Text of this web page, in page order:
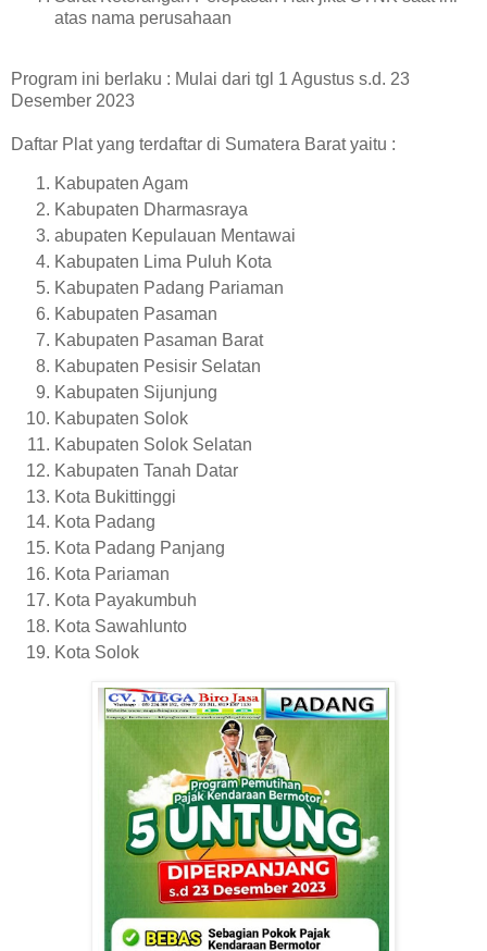
atas nama perusahaan
Program ini berlaku : Mulai dari tgl 1 Agustus s.d. 23
Desember 2023
Daftar Plat yang terdaftar di Sumatera Barat yaitu :
Kabupaten Agam
Kabupaten Dharmasraya
abupaten Kepulauan Mentawai
Kabupaten Lima Puluh Kota
Kabupaten Padang Pariaman
Kabupaten Pasaman
Kabupaten Pasaman Barat
Kabupaten Pesisir Selatan
Kabupaten Sijunjung
Kabupaten Solok
Kabupaten Solok Selatan
Kabupaten Tanah Datar
Kota Bukittinggi
Kota Padang
Kota Padang Panjang
Kota Pariaman
Kota Payakumbuh
Kota Sawahlunto
Kota Solok